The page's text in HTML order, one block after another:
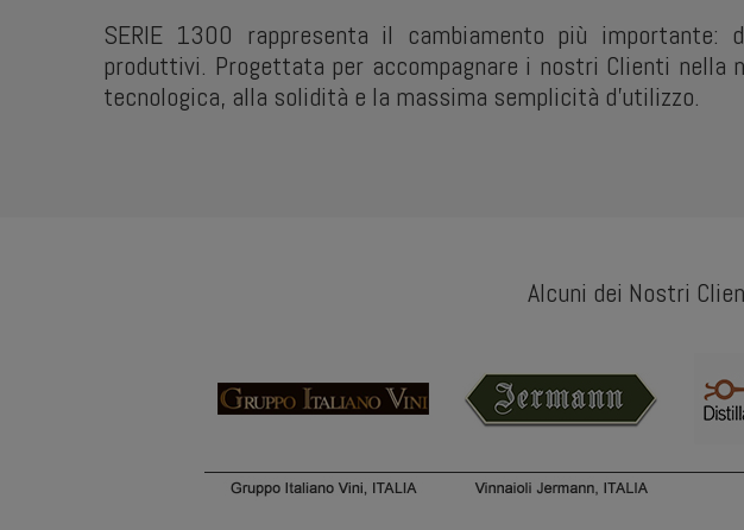
SERIE 1300 rappresenta il cambiamento più importante:
produttivi. Progettata per accompagnare i nostri Clienti nella
tecnologica, alla solidità e la massima semplicità d’utilizzo.
Alcuni dei Nostri